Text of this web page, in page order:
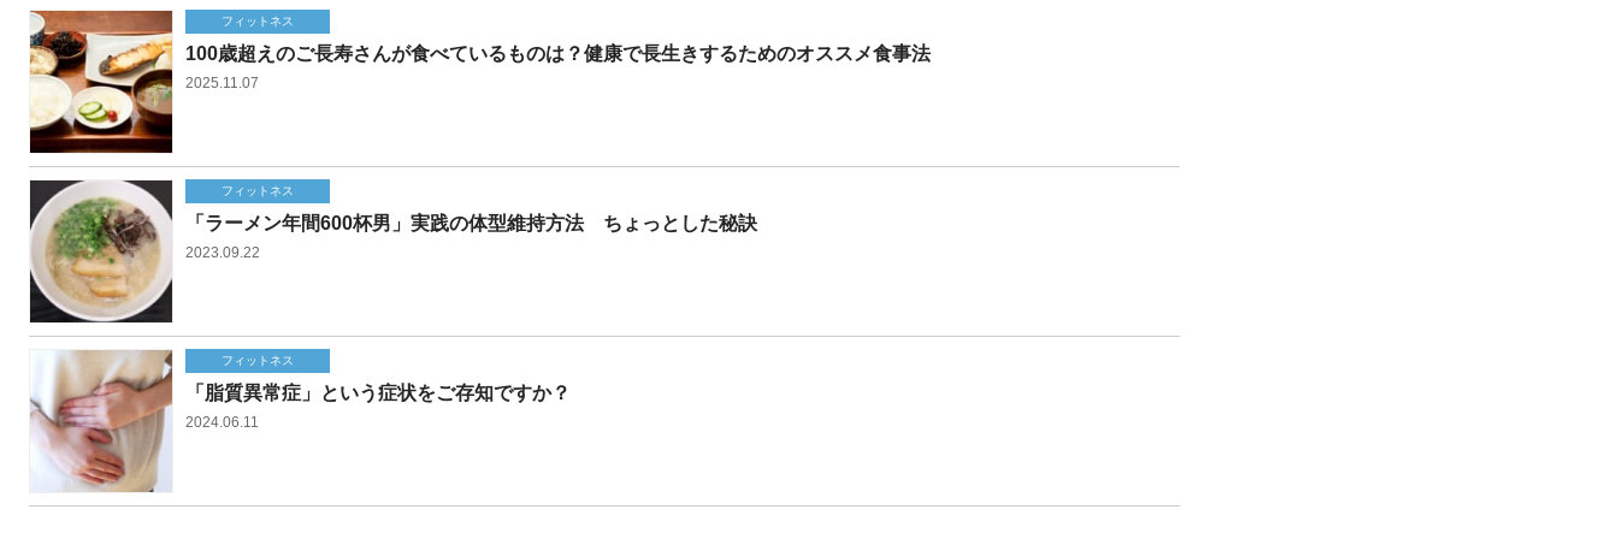
フィットネス
100歳超えのご長寿さんが食べているものは？健康で長生きするためのオススメ食事法
2025.11.07
フィットネス
「ラーメン年間600杯男」実践の体型維持方法 ちょっとした秘訣
2023.09.22
フィットネス
「脂質異常症」という症状をご存知ですか？
2024.06.11